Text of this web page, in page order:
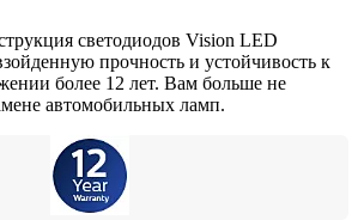
светодиодов Vision LED
прочность и устойчивость к
более 12 лет. Вам больше не
автомобильных ламп.